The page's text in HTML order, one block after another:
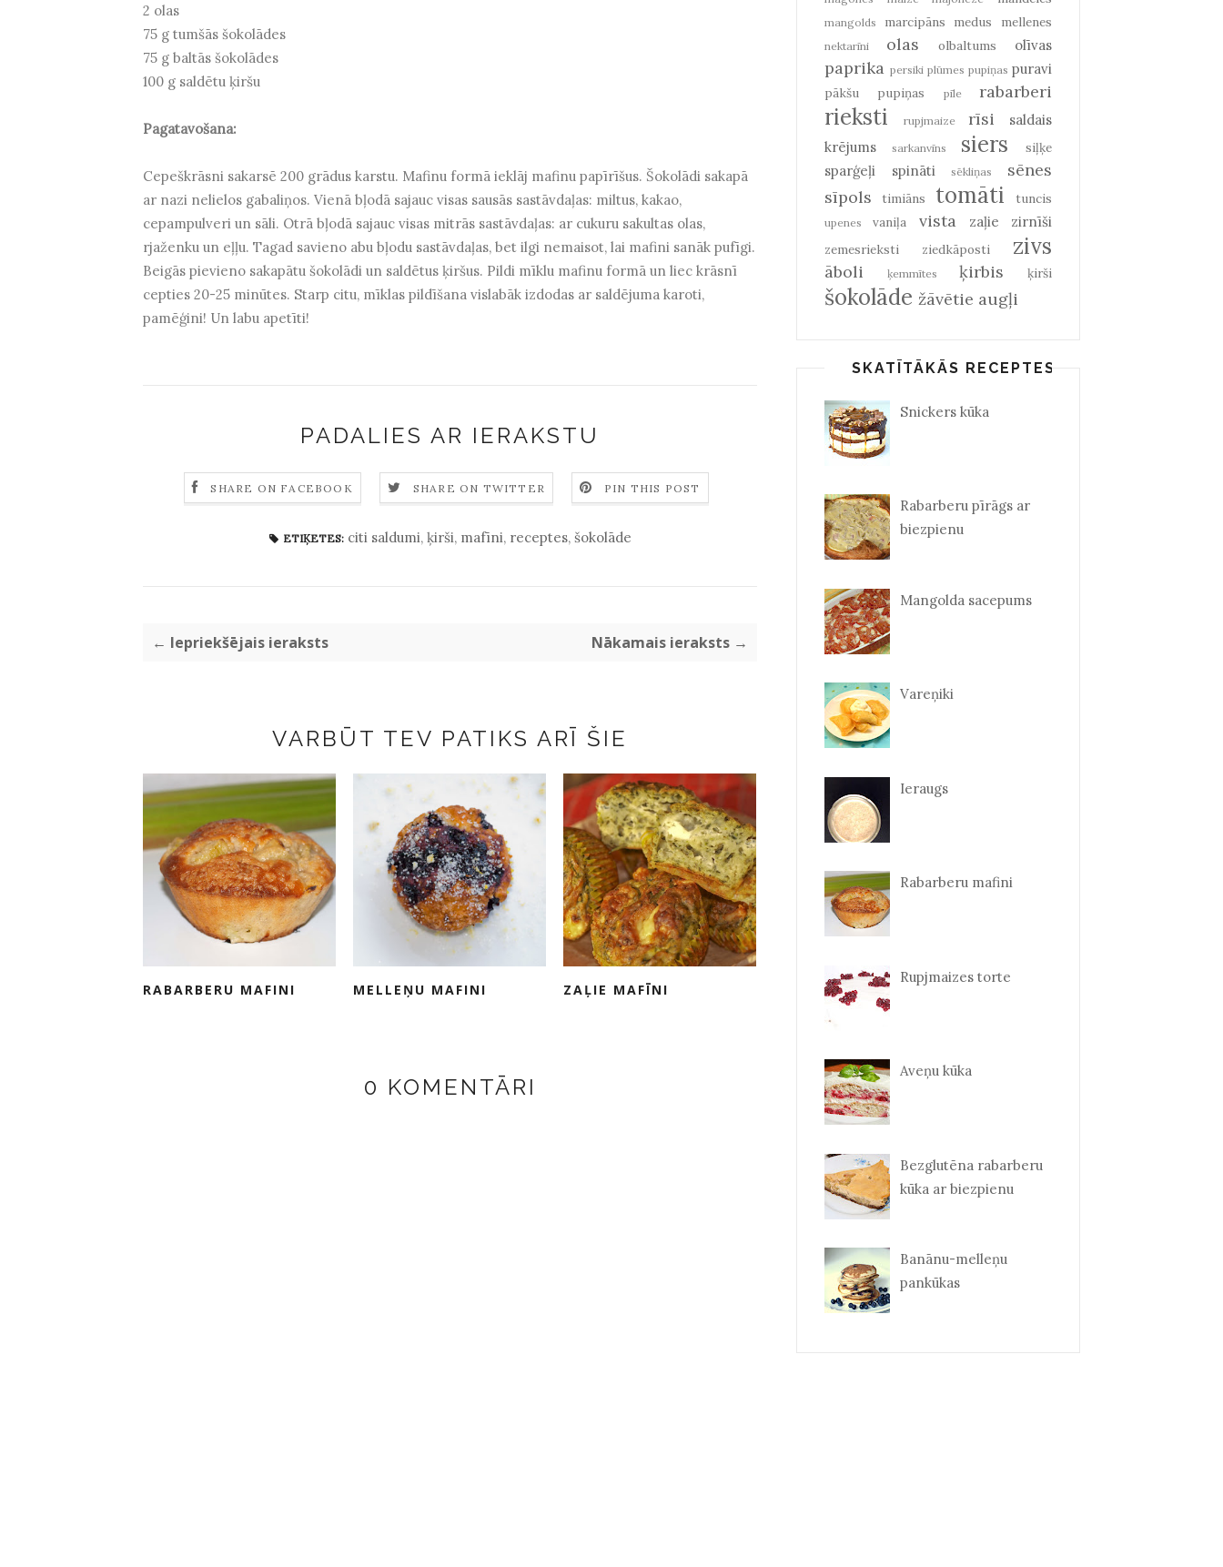
2 olas
75 g tumšās šokolādes
75 g baltās šokolādes
100 g saldētu ķiršu
Pagatavošana:
Cepeškrāsni sakarsē 200 grādus karstu. Mafinu formā ieklāj mafinu papīrīšus. Šokolādi sakapā
ar nazi nelielos gabaliņos. Vienā bļodā sajauc visas sausās sastāvdaļas: miltus, kakao,
cepampulveri un sāli. Otrā bļodā sajauc visas mitrās sastāvdaļas: ar cukuru sakultas olas,
rjaženku un eļļu. Tagad savieno abu bļodu sastāvdaļas, bet ilgi nemaisot, lai mafini sanāk pufīgi.
Beigās pievieno sakapātu šokolādi un saldētus ķiršus. Pildi mīklu mafinu formā un liec krāsnī
cepties 20-25 minūtes. Starp citu, mīklas pildīšana vislabāk izdodas ar saldējuma karoti,
pamēģini! Un labu apetīti!
PADALIES AR IERAKSTU
SHARE ON FACEBOOK SHARE ON TWITTER PIN THIS POST
ETIĶETES: citi saldumi, ķirši, mafīni, receptes, šokolāde
← Iepriekšējais ieraksts Nākamais ieraksts →
VARBŪT TEV PATIKS ARĪ ŠIE
RABARBERU MAFINI MELLEŅU MAFINI ZAĻIE MAFĪNI
0 KOMENTĀRI
mangolds marcipāns medus mellenes
nektarīni olas olbaltums olīvas
paprika persiki plūmes pupiņas puravi
pākšu pupiņas pīle rabarberi
rieksti rupjmaize rīsi
saldais
krējums
sarkanvīns siers siļķe
sparģeļi spināti sēkliņas
sēnes
sīpols
timiāns tomāti tuncis
upenes vaniļa vista zaļie zirnīši
zemesrieksti ziedkāposti zivs
āboli ķemmītes ķirbis ķirši
šokolāde žāvētie augļi
SKATĪTĀKĀS RECEPTES
Snickers kūka
Rabarberu pīrāgs ar
biezpienu
Mangolda sacepums
Vareņiki
Ieraugs
Rabarberu mafini
Rupjmaizes torte
Aveņu kūka
Bezglutēna rabarberu
kūka ar biezpienu
Banānu-melleņu
pankūkas